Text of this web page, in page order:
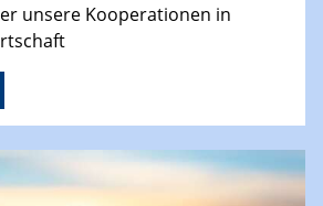
unsere Kooperationen in